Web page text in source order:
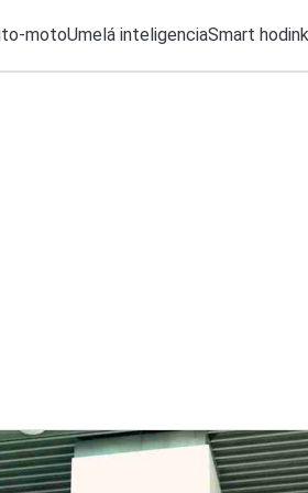
motoUmelá inteligenciaSmart